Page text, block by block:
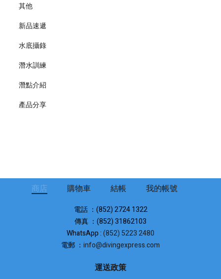
其他
新品速遞
水底攝錄
潛水訓練
潛點介紹
產品分享
商店 購物車 結帳 我的帳號
電話 ：(852) 2724 1322
傳真 ：(852) 31862103
WhatsApp :(852) 5223 2480
電郵 ： info@divingexpress.com
運送政策